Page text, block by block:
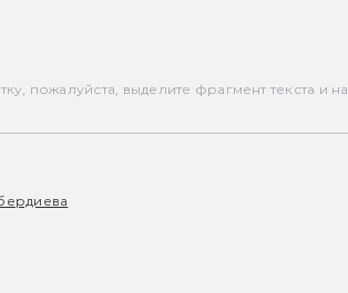
пожалуйста, выделите фрагмент текста и